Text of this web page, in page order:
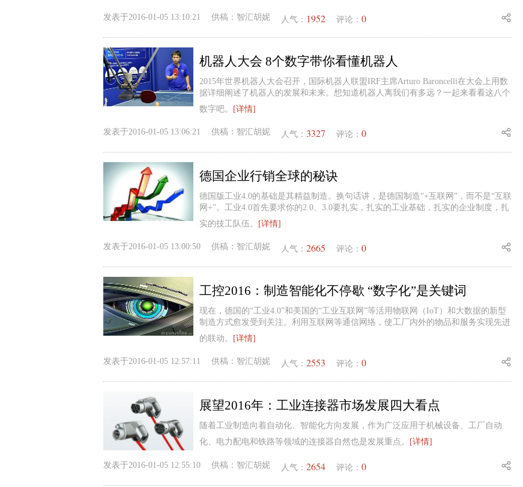
发表于2016-01-05 13:10:21 供稿： 智汇胡妮 人气： 1952 评论： 0
机器人大会 8个数字带你看懂机器人
2015年世界机器人大会召开，国际机器人联盟IRF主席Arturo Baroncelli在大会上用数
据详细阐述了机器人的发展和未来。想知道机器人离我们有多远？一起来看看这八个
数字吧。
[详情]
发表于2016-01-05 13:06:21 供稿： 智汇胡妮 人气： 3327 评论： 0
德国企业行销全球的秘诀
德国版工业4.0的基础是其精益制造。换句话讲，是德国制造“+互联网”，而不是“互联
网+”。工业4.0首先要求你的2.0、3.0要扎实，扎实的工业基础，扎实的企业制度，扎
实的技工队伍。
[详情]
发表于2016-01-05 13:00:50 供稿： 智汇胡妮 人气： 2665 评论： 0
工控2016：制造智能化不停歇 “数字化”是关键词
现在，德国的“工业4.0”和美国的“工业互联网”等活用物联网（IoT）和大数据的新型
制造方式愈发受到关注。利用互联网等通信网络，使工厂内外的物品和服务实现先进
的联动。
[详情]
发表于2016-01-05 12:57:11 供稿： 智汇胡妮 人气： 2553 评论： 0
展望2016年：工业连接器市场发展四大看点
随着工业制造向着自动化、智能化方向发展，作为广泛应用于机械设备、工厂自动
化、电力配电和铁路等领域的连接器自然也是发展重点。
[详情]
发表于2016-01-05 12:55:10 供稿： 智汇胡妮 人气： 2654 评论： 0